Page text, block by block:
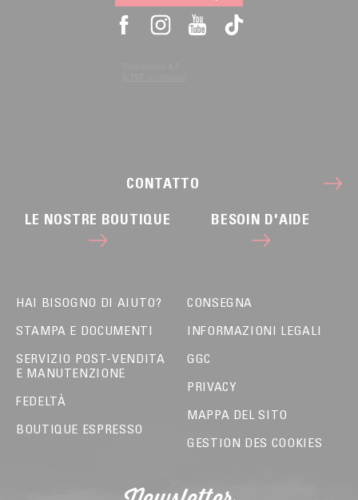
CONTATTO
LE NOSTRE BOUTIQUE BESOIN D'AIDE
HAI BISOGNO DI AIUTO?
STAMPA E DOCUMENTI
SERVIZIO POST-VENDITA
E MANUTENZIONE
FEDELTÀ
BOUTIQUE ESPRESSO
CONSEGNA
INFORMAZIONI LEGALI
GGC
PRIVACY
MAPPA DEL SITO
GESTION DES COOKIES